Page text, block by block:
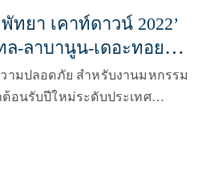
ทยา เคาท์ดาวน์ 2022’
ล-ลาบานูน-เดอะทอยส์-
เทือนเวที
ามปลอดภัย สำหรับงานมหกรรม
อนรับปีใหม่ระดับประเทศ